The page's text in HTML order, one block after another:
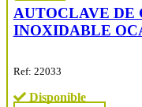
AUTOCLAVE DE
INOXIDABLE
Ref: 22033
Disponible